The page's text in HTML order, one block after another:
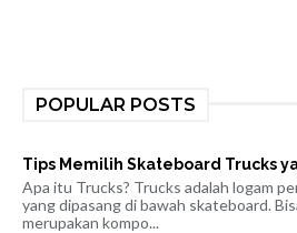
POPULAR POSTS
Tips Memilih Skateboard Trucks
Apa itu Trucks? Trucks adalah logam
yang dipasang di bawah skateboard.
merupakan kompo...